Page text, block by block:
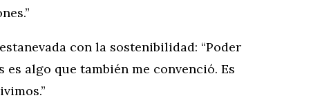
con la sostenibilidad: “Poder
algo que también me convenció. Es